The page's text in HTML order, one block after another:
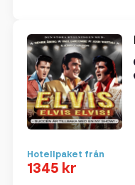
Hotellpaket från
1345 kr